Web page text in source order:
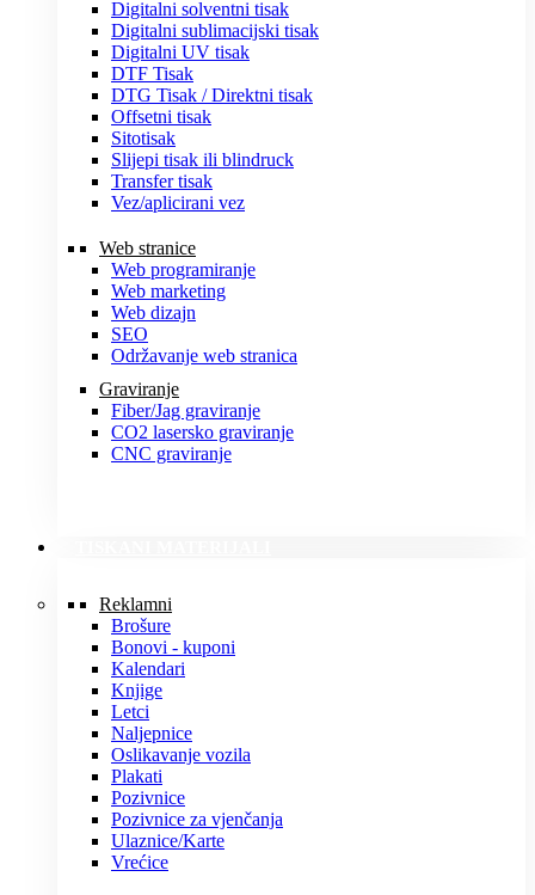
Digitalni solventni tisak
Digitalni sublimacijski tisak
Digitalni UV tisak
DTF Tisak
DTG Tisak / Direktni tisak
Offsetni tisak
Sitotisak
Slijepi tisak ili blindruck
Transfer tisak
Vez/aplicirani vez
Web stranice
Web programiranje
Web marketing
Web dizajn
SEO
Održavanje web stranica
Graviranje
Fiber/Jag graviranje
CO2 lasersko graviranje
CNC graviranje
Reklamni
Brošure
Bonovi - kuponi
Kalendari
Knjige
Letci
Naljepnice
Oslikavanje vozila
Plakati
Pozivnice
Pozivnice za vjenčanja
Ulaznice/Karte
Vrećice